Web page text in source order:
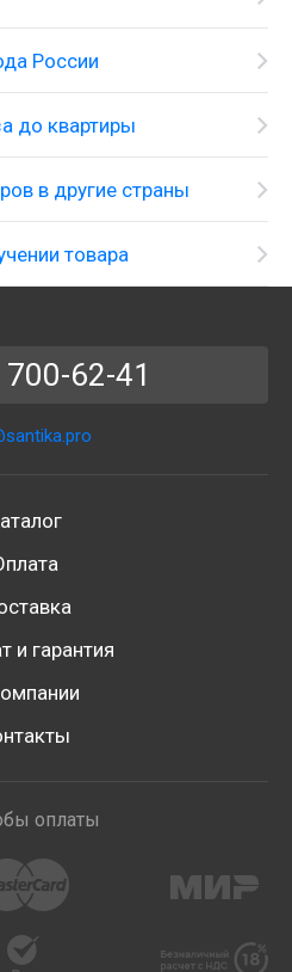
России
до квартиры
в другие страны
товара
62-41
и гарантия
оплаты